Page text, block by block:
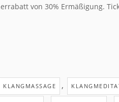
von 30% Ermäßigung.
KLANGMASSAGE ,